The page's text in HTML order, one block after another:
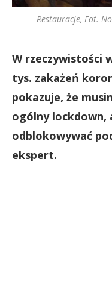
Restauracje, Fot.
W rzeczywistości
tys. zakażeń
pokazuje, że
ogólny lockdown,
odblokowywać
ekspert.